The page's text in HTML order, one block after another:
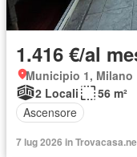
1.416 €/al
Municipio 1, Milano
2 Locali
56 m²
Ascensore
7 lug 2026 in